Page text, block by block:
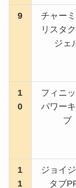
9
チャー
リスタ
ジェ
1
0
フィニ
パワー
ブ
1
1
ジョイ
タブ